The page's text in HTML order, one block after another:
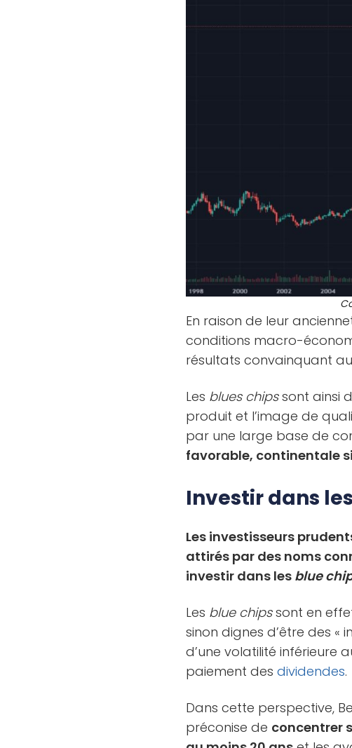
En raison de leur
conditions macro-
résultats convainquant
Les blues chipssont ainsi
produit et l’image de
par une large base de
favorable, continentale
Investir dans les
Les investisseurs
attirés par des noms
investir dans les blue
Les blue chipssont en
sinon dignes d’être des
d’une volatilité inférieure
paiement desdividendes.
Dans cette perspective,
préconise de concentrer